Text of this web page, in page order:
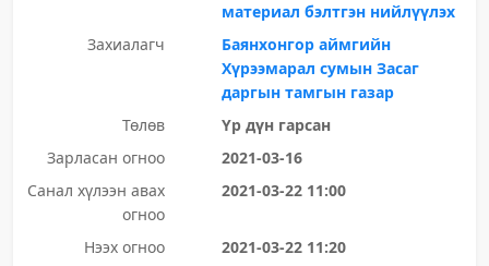
материал бэлтгэн нийлүүлэх
Захиалагч
Баянхонгор аймгийн
Хүрээмарал сумын Засаг
даргын тамгын газар
Төлөв
Үр дүн гарсан
Зарласан огноо
2021-03-16
Санал хүлээн авах
огноо
2021-03-22 11:00
Нээх огноо
2021-03-22 11:20